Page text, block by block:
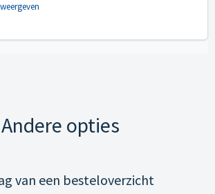
Andere opties
van een besteloverzicht